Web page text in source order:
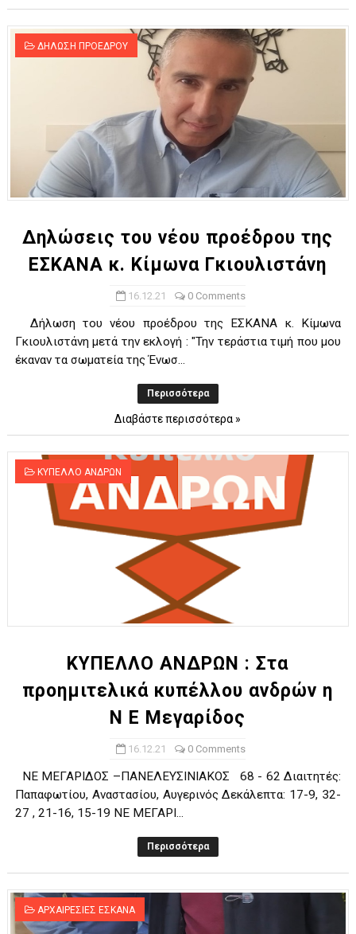
ΔΗΛΩΣΗ ΠΡΟΕΔΡΟΥ
Δηλώσεις του νέου προέδρου της
ΕΣΚΑΝΑ κ. Κίμωνα Γκιουλιστάνη
16.12.21 0 Comments
Δήλωση του νέου προέδρου της ΕΣΚΑΝΑ κ. Κίμωνα
Γκιουλιστάνη μετά την εκλογή : "Την τεράστια τιμή που μου
έκαναν τα σωματεία της Ένωσ...
Περισσότερα
Διαβάστε περισσότερα »
ΚΥΠΕΛΛΟ ΑΝΔΡΩΝ
ΚΥΠΕΛΛΟ ΑΝΔΡΩΝ : Στα
προημιτελικά κυπέλλου ανδρών η
Ν Ε Μεγαρίδος
16.12.21 0 Comments
ΝΕ ΜΕΓΑΡΙΔΟΣ –ΠΑΝΕΛΕΥΣΙΝΙΑΚΟΣ 68 - 62 Διαιτητές:
Παπαφωτίου, Αναστασίου, Αυγερινός Δεκάλεπτα: 17-9, 32-
27 , 21-16, 15-19 ΝΕ ΜΕΓΑΡΙ...
Περισσότερα
ΑΡΧΑΙΡΕΣΙΕΣ ΕΣΚΑΝΑ